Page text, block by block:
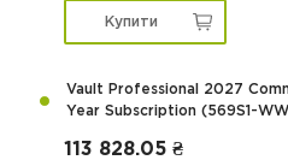
Купити
Vault Professional 2027
Year Subscription (569S1-
113 828.05 ₴